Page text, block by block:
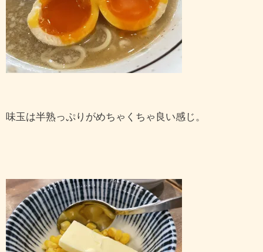
味玉は半熟っぷりがめちゃくちゃ良い感じ。